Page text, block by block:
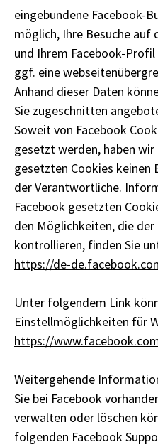
eingebundene Facebook-
möglich, Ihre Besuche auf
und Ihrem Facebook-
ggf. eine
Anhand dieser Daten
Sie zugeschnitten
Soweit von Facebook
gesetzt werden, haben
gesetzten Cookies keinen
der Verantwortliche.
Facebook gesetzten
den Möglichkeiten, die
kontrollieren, finden Sie
https://de-
Unter folgendem Link
Einstellmöglichkeiten für
https://
Weitergehende
Sie bei Facebook
verwalten oder löschen
folgenden Facebook